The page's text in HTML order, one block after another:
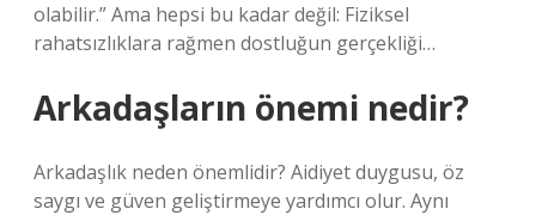
olabilir.” Ama hepsi bu kadar değil: Fiziksel
rahatsızlıklara rağmen dostluğun gerçekliği…
Arkadaşların önemi nedir?
Arkadaşlık neden önemlidir? Aidiyet duygusu, öz
saygı ve güven geliştirmeye yardımcı olur. Aynı